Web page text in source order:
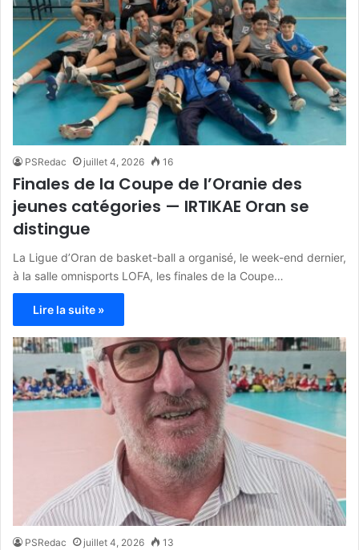
PSRedac juillet 4, 2026 16
Finales de la Coupe de l’Oranie des
jeunes catégories — IRTIKAE Oran se
distingue
La Ligue d’Oran de basket-ball a organisé, le week-end dernier,
à la salle omnisports LOFA, les finales de la Coupe…
Lire la suite »
PSRedac juillet 4, 2026 13